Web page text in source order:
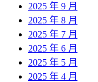
2025 年 9 月
2025 年 8 月
2025 年 7 月
2025 年 6 月
2025 年 5 月
2025 年 4 月